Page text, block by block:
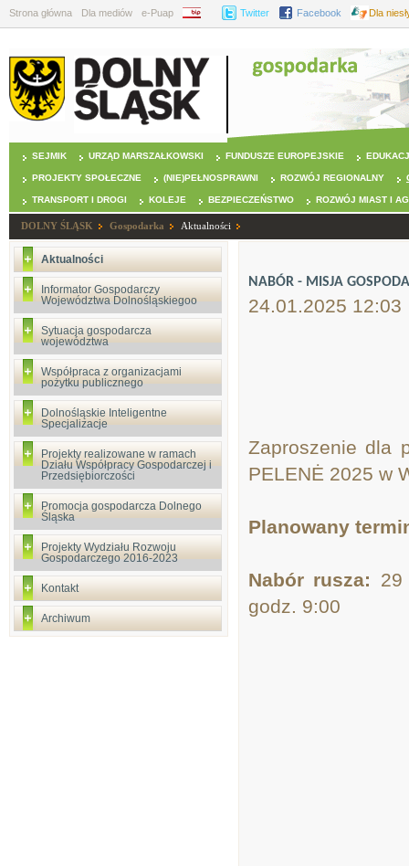
Strona główna Dla mediów e-Puap BIP Twitter Facebook Dla
SEJMIK URZĄD MARSZAŁKOWSKI FUNDUSZE EUROPEJSKIE
PROJEKTY SPOŁECZNE (NIE)PEŁNOSPRAWNI ROZWÓJ REGIONALNY
TRANSPORT I DROGI KOLEJE BEZPIECZEŃSTWO ROZWÓJ MIAST I
DOLNY ŚLĄSK Gospodarka Aktualności
Aktualności
Informator Gospodarczy
Województwa Dolnośląskiegoo
Sytuacja gospodarcza
województwa
Współpraca z organizacjami
pożytku publicznego
Dolnośląskie Inteligentne
Specjalizacje
Projekty realizowane w ramach
Działu Współpracy Gospodarczej i
Przedsiębiorczości
Promocja gospodarcza Dolnego
Śląska
Projekty Wydziału Rozwoju
Gospodarczego 2016-2023
Kontakt
Archiwum
NABÓR - MISJA
24.01.2025 12:03
Zaproszenie dla
PELENĖ 2025 w
Planowany
Nabór rusza:
godz. 9:00